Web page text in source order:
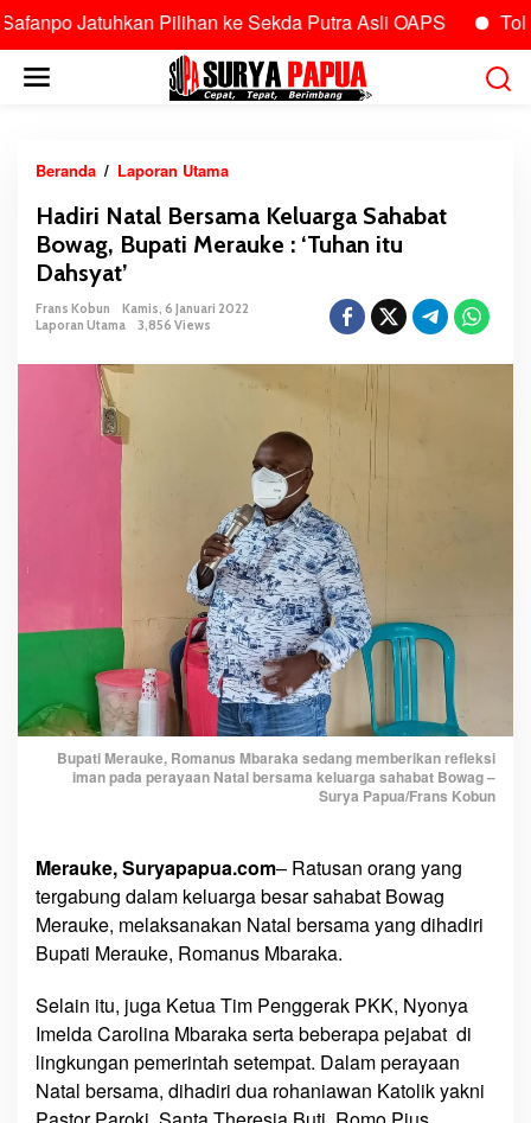
Pilihan ke Sekda Putra Asli OAPS Tolak Maxim,
Beranda / Laporan Utama
d
i
i
r
s
a
m
a
K
e
l
u
a
r
a
h
a
b
t
B
o
w
Hadiri Natal Bersama Keluarga Sahabat
Bowag, Bupati Merauke : ‘Tuhan itu
Dahsyat’
Frans Kobun
Kamis, 6 Januari 2022
Laporan Utama
3,856 Views
Bupati Merauke, Romanus Mbaraka sedang memberikan refleksi
iman pada perayaan Natal bersama keluarga sahabat Bowag –
Surya Papua/Frans Kobun
Merauke, Suryapapua.com– Ratusan orang yang
tergabung dalam keluarga besar sahabat Bowag
Merauke, melaksanakan Natal bersama yang dihadiri
Bupati Merauke, Romanus Mbaraka.
Selain itu, juga Ketua Tim Penggerak PKK, Nyonya
Imelda Carolina Mbaraka serta beberapa pejabat di
lingkungan pemerintah setempat. Dalam perayaan
Natal bersama, dihadiri dua rohaniawan Katolik yakni